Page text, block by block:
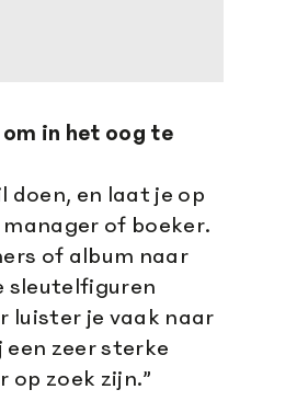
in het oog te
doen, en laat je op
of boeker.
of album naar
sleutelfiguren
luister je vaak naar
zeer sterke
op zoek zijn.”